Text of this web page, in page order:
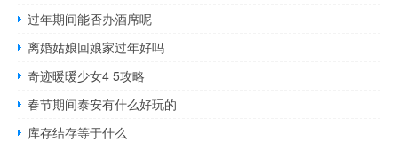
过年期间能否办酒席呢
离婚姑娘回娘家过年好吗
奇迹暖暖少女4 5攻略
春节期间泰安有什么好玩的
库存结存等于什么